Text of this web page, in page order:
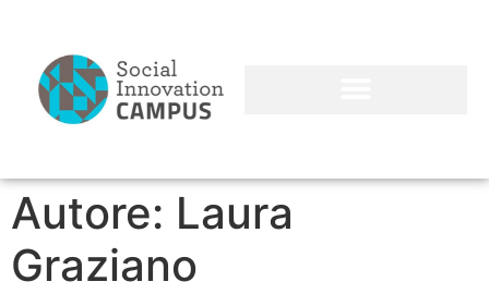
Autore: Laura
Graziano